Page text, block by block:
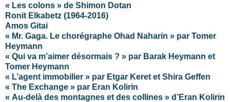
« Les colons » de Shimon Dotan
Ronit Elkabetz (1964-2016)
Amos Gitai
« Mr. Gaga. Le chorégraphe Ohad Naharin » par Tomer
Heymann
« Qui va m’aimer désormais ? » par Barak Heymann et
Tomer Heymann
« L’agent immobilier » par Etgar Keret et Shira Geffen
« The Exchange » par Eran Kolirin
« Au-delà des montagnes et des collines » d’Eran Kolirin